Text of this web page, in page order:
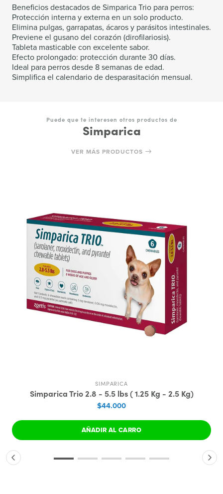
Beneficios destacados de Simparica Trio para perros:
Protección interna y externa en un solo producto.
Elimina pulgas, garrapatas, ácaros y parásitos intestinales.
Previene el gusano del corazón (dirofilariosis).
Tableta masticable con excelente sabor.
Efecto prolongado: protección durante 30 días.
Ideal para perros desde 8 semanas de edad.
Simplifica el calendario de desparasitación mensual.
Puede que te interesen otros productos de
Simparica
VER MÁS PRODUCTOS
SIMPARICA
Simparica Trio 2.8 - 5.5 lbs ( 1.25 Kg - 2.5 Kg)
$44.000
AÑADIR AL CARRO